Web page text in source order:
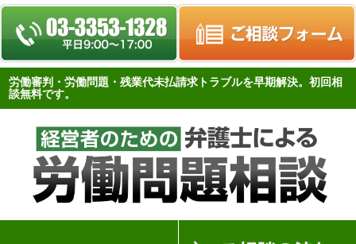
労働審判・労働問題・残業代未払請求トラブルを早期解決。初回相
談無料です。